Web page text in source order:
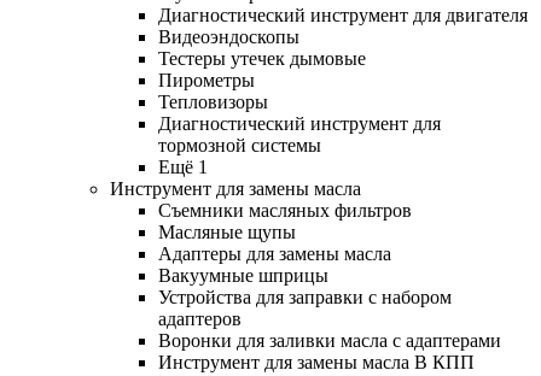
Диагностический инструмент для двигателя
Видеоэндоскопы
Тестеры утечек дымовые
Пирометры
Тепловизоры
Диагностический инструмент для
тормозной системы
Ещё 1
Инструмент для замены масла
Съемники масляных фильтров
Масляные щупы
Адаптеры для замены масла
Вакуумные шприцы
Устройства для заправки с набором
адаптеров
Воронки для заливки масла с адаптерами
Инструмент для замены масла В КПП